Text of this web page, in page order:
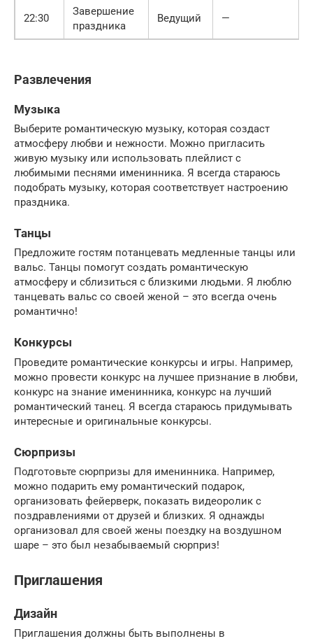
22:30
Завершение
праздника
Ведущий —
Развлечения
Музыка
Выберите романтическую музыку, которая создаст
атмосферу любви и нежности. Можно пригласить
живую музыку или использовать плейлист с
любимыми песнями именинника. Я всегда стараюсь
подобрать музыку, которая соответствует настроению
праздника.
Танцы
Предложите гостям потанцевать медленные танцы или
вальс. Танцы помогут создать романтическую
атмосферу и сблизиться с близкими людьми. Я люблю
танцевать вальс со своей женой – это всегда очень
романтично!
Конкурсы
Проведите романтические конкурсы и игры. Например,
можно провести конкурс на лучшее признание в любви,
конкурс на знание именинника, конкурс на лучший
романтический танец. Я всегда стараюсь придумывать
интересные и оригинальные конкурсы.
Сюрпризы
Подготовьте сюрпризы для именинника. Например,
можно подарить ему романтический подарок,
организовать фейерверк, показать видеоролик с
поздравлениями от друзей и близких. Я однажды
организовал для своей жены поездку на воздушном
шаре – это был незабываемый сюрприз!
Приглашения
Дизайн
Приглашения должны быть выполнены в